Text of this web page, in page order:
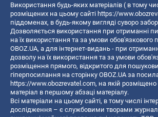
Використання будь-яких матеріалів ( в тому
розміщених на цьому сайті https://
піддоменах, в будь-якому вигляді суворо
Дозволяється використання при отриманні
на їх використання та за умови обов'язкового
OBOZ.UA, а для інтернет-видань - при
дозволу на їх використання та за умови
розміщення прямого, відкритого для
гіперпосилання на сторінку OBOZ.UA за
https://www.obozrevatel.com, на якій
матеріал в першому абзаці матеріалу.
Всі матеріали на цьому сайті, в тому числі
дослідження – є службовими творами